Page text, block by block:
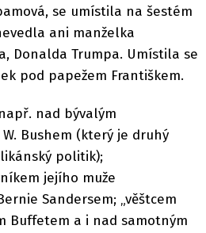
se umístila na šestém
ani manželka
Donalda Trumpa. Umístila se
pod papežem Františkem.
nad bývalým
Bushem (který je druhý
politik);
jejího muže
Sandersem; „věštcem
Buffetem a i nad samotným